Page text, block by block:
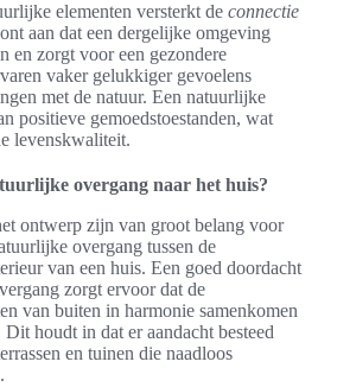
elementen versterkt de connectie
aan dat een dergelijke omgeving
en zorgt voor een gezondere
vaker gelukkiger gevoelens
met de natuur. Een natuurlijke
positieve gemoedstoestanden, wat
levenskwaliteit.
overgang naar het huis?
ontwerp zijn van groot belang voor
overgang tussen de
van een huis. Een goed doordacht
zorgt ervoor dat de
van buiten in harmonie samenkomen
houdt in dat er aandacht besteed
en tuinen die naadloos